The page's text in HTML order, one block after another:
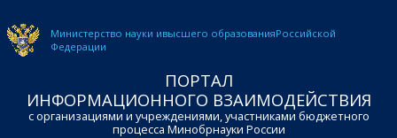
Министерство науки ивысшего образованияРоссийской
Федерации
ПОРТАЛ
ИНФОРМАЦИОННОГО ВЗАИМОДЕЙСТВИЯ
с организациями и учреждениями, участниками бюджетного
процесса Минобрнауки России